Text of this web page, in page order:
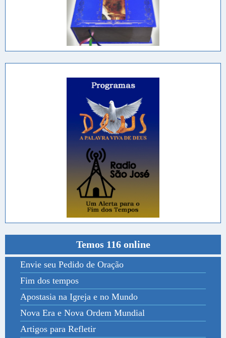
Temos 116 online
Envie seu Pedido de Oração
Fim dos tempos
Apostasia na Igreja e no Mundo
Nova Era e Nova Ordem Mundial
Artigos para Refletir